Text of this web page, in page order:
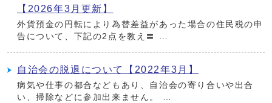
【2026年3月更新】
外貨預金の円転により為替差益があった場合の住民税の申
告について、下記の2点を教え〓 …
自治会の脱退について【2022年3月】
病気や仕事の都合などもあり、自治会の寄り合いや出合
い、掃除などに参加出来ません。 …